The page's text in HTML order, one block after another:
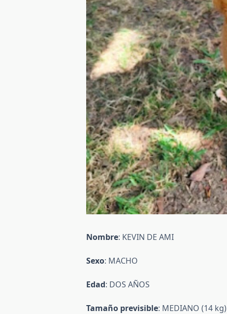
Nombre: KEVIN DE AMI
Sexo: MACHO
Edad: DOS AÑOS
Tamaño previsible: MEDIANO (14 kg)